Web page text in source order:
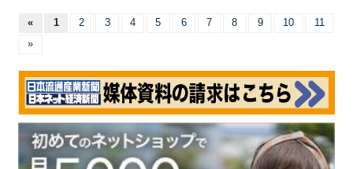
« 1 2 3 4 5 6 7 8 9 10
11
»